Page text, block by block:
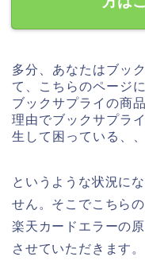
多分、あなたはブッ
て、こちらのページ
ブックサプライの商
理由でブックサプラ
生して困っている、、
というような状況に
せん。そこでこちら
楽天カードエラーの
させていただきます。